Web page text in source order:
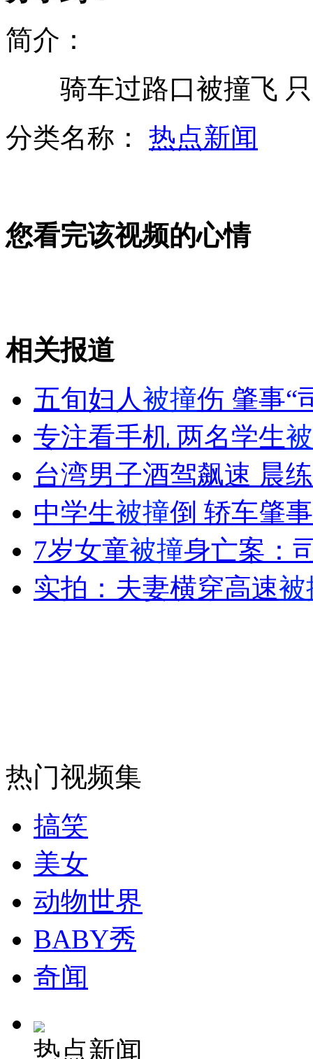
小狗机场遛弯导致航班延误
女孩北京地铁殴打老人 痛下狠手拳打脚踢
无痛分娩是否安全 医生回应
外交部：反对强权政治霸凌主义
外交部：有关国家言论片面不公正
纽约上演“枕头大战”
司机酒驾遇交警 急速倒车逃窜
简介：
骑车过路口被撞飞 只
分类名称： 热点新闻
您看完该视频的心情
相关报道
五旬妇人被撞伤 肇事“
专注看手机 两名学生
台湾男子酒驾飙速 晨
中学生被撞倒 轿车肇
7岁女童被撞身亡案：
实拍：夫妻横穿高速被
热门视频集
搞笑
美女
动物世界
BABY秀
奇闻
热点新闻